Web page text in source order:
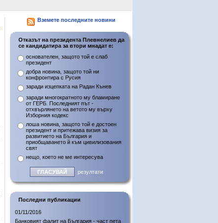
Вземете последните новини
Отказът на президента Плевнелиев да
се кандидатира за втори мнадат е:
основателен, защото той е слаб
президент
добра новина, защото той ни
конфронтира с Русия
заради изцепката на Радан Кънев
заради многократното му бламиране
от ГЕРБ. Последният път -
отхвърлянето на ветото му върху
Изборния кодекс
лоша новина, защото той е достоен
президент и притежава визия за
развитието на България и
приобщаването й към цивилизования
свят
нещо, което не ме интересува
резултати
Последни публикации
01/11/2016
Банковият фалит на България - част пета